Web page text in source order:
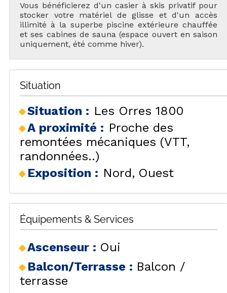
Vous bénéficierez d'un casier à skis privatif pour
stocker votre matériel de glisse et d'un accès
illimité à la superbe piscine extérieure chauffée
et ses cabines de sauna (espace ouvert en saison
uniquement, été comme hiver).
Situation
Situation : Les Orres 1800
A proximité : Proche des
remontées mécaniques (VTT,
randonnées..)
Exposition : Nord Ouest
Équipements & Services
Ascenseur : Oui
Balcon/Terrasse : Balcon /
terrasse